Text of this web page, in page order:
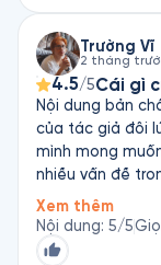
mới lạ và hấp
những quan điểm
thúc đẩy những
Trường Vĩ
2 tháng
4.5/5Cái gì
Nội dung bản
của tác giả đôi
mình mong
nhiều vấn đề
và về cách mọi
hành. Càng
đúng nữa.
Xem thêm
Nội dung: 5/5